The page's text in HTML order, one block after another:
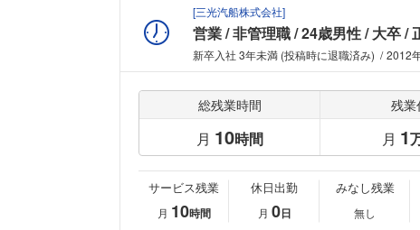
[三光汽船株式会社]
営業 非管理職 24歳男性 大卒
新卒入社 3年未満 (投稿時に退職済み) 2012
総残業時間 残業
月 10時間 月 1
サービス残業
月 10時間
休日出勤
月 0日
みなし残業
無し